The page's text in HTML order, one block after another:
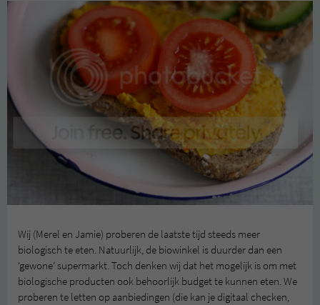
Wij (Merel en Jamie) proberen de laatste tijd steeds meer
biologisch te eten. Natuurlijk, de biowinkel is duurder dan een
‘gewone’ supermarkt. Toch denken wij dat het mogelijk is om met
biologische producten ook behoorlijk budget te kunnen eten. We
proberen te letten op aanbiedingen (die kan je digitaal checken,